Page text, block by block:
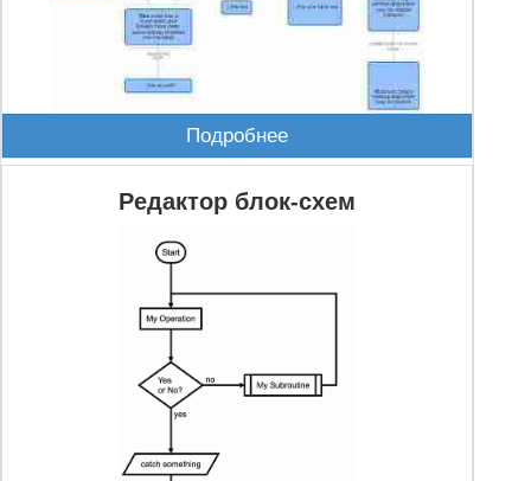
Подробнее
Редактор блок-схем